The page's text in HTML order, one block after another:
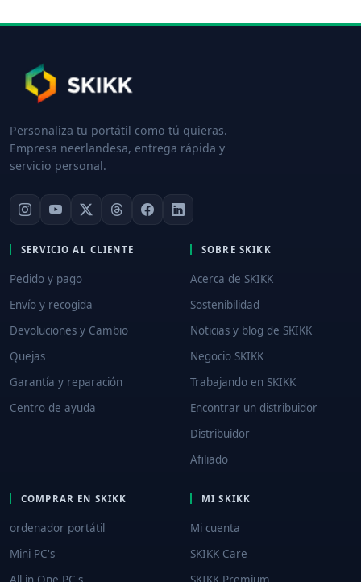
Personaliza tu portátil como tú quieras.
Empresa neerlandesa, entrega rápida y
servicio personal.
SERVICIO AL CLIENTE
Pedido y pago
Envío y recogida
Devoluciones y Cambio
Quejas
Garantía y reparación
Centro de ayuda
SOBRE SKIKK
Acerca de SKIKK
Sostenibilidad
Noticias y blog de SKIKK
Negocio SKIKK
Trabajando en SKIKK
Encontrar un distribuidor
Distribuidor
Afiliado
COMPRAR EN SKIKK
ordenador portátil
Mini PC's
MI SKIKK
Mi cuenta
SKIKK Care